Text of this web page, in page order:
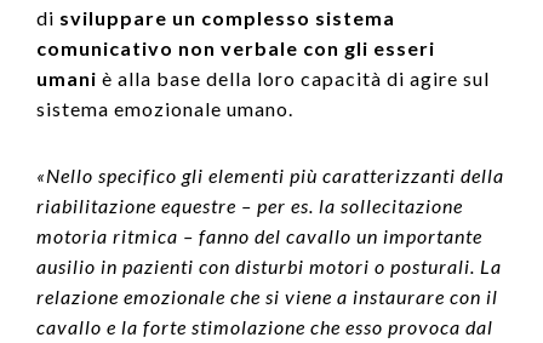
di sviluppare un complesso sistema
comunicativo non verbale con gli esseri
umani è alla base della loro capacità di agire sul
sistema emozionale umano.
«Nello specifico gli elementi più caratterizzanti della
riabilitazione equestre – per es. la sollecitazione
motoria ritmica – fanno del cavallo un importante
ausilio in pazienti con disturbi motori o posturali. La
relazione emozionale che si viene a instaurare con il
cavallo e la forte stimolazione che esso provoca dal